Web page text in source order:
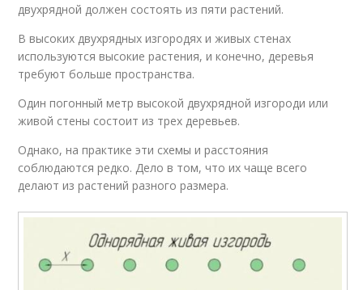
двухрядной должен состоять из пяти растений.
В высоких двухрядных изгородях и живых стенах
используются высокие растения, и конечно, деревья
требуют больше пространства.
Один погонный метр высокой двухрядной изгороди или
живой стены состоит из трех деревьев.
Однако, на практике эти схемы и расстояния
соблюдаются редко. Дело в том, что их чаще всего
делают из растений разного размера.